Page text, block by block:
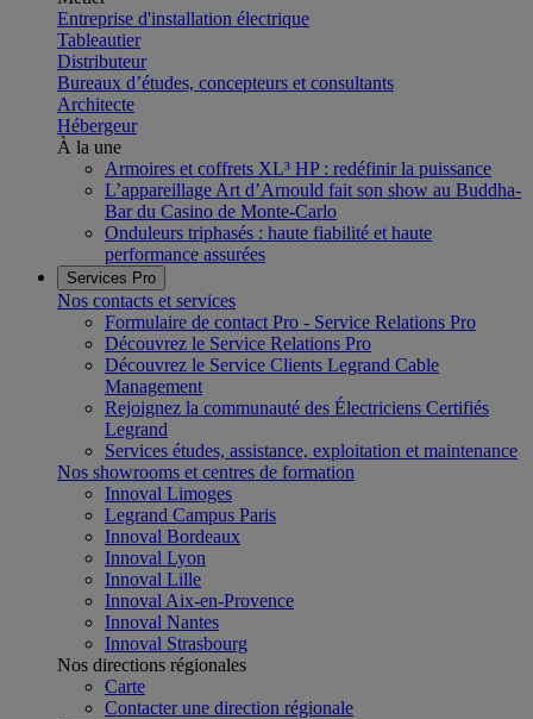
Entreprise d'installation électrique
Tableautier
Distributeur
Bureaux d’études, concepteurs et consultants
Architecte
Hébergeur
À la une
Armoires et coffrets XL³ HP : redéfinir la puissance
L’appareillage Art d’Arnould fait son show au Buddha-
Bar du Casino de Monte-Carlo
Onduleurs triphasés : haute fiabilité et haute
performance assurées
Services Pro
Nos contacts et services
Formulaire de contact Pro - Service Relations Pro
Découvrez le Service Relations Pro
Découvrez le Service Clients Legrand Cable
Management
Rejoignez la communauté des Électriciens Certifiés
Legrand
Services études, assistance, exploitation et maintenance
Nos showrooms et centres de formation
Innoval Limoges
Legrand Campus Paris
Innoval Bordeaux
Innoval Lyon
Innoval Lille
Innoval Aix-en-Provence
Innoval Nantes
Innoval Strasbourg
Nos directions régionales
Carte
Contacter une direction régionale